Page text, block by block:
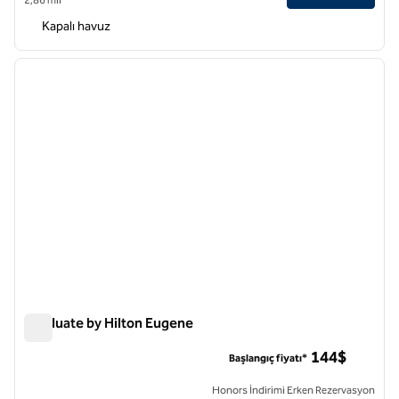
Kapalı havuz
1 / 12
Graduate by Hilton Eugene
Başlangıç fiyatı* 144$
Honors İndirimi Erken Rezervasyon